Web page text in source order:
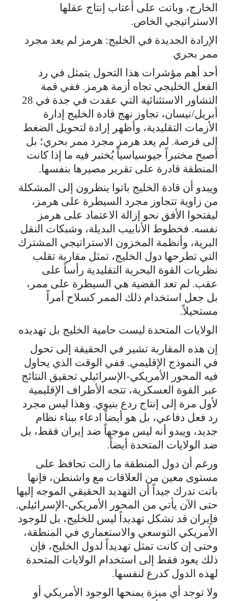
الخارج، وباتت على أعتاب إنتاج عقلها
الاستراتيجي الخاص.
الإرادة الجديدة في الخليج: هرمز لم يعد مجرد
ممر بحري
أحد أهم مؤشرات هذا التحول يتمثل في رد
الفعل الخليجي تجاه أزمة هرمز. ففي قمة
التشاور الاستثنائية التي عقدت في جدة في 28
أبريل/نيسان، تجاوز نهج قادة الخليج إدارة
الأزمات التقليدية، وأظهر إرادة لتحويل الضغط
إلى فرصة. لم يعد هرمز مجرد ممر بحري؛ بل
أصبح مختبراً جيوسياسياً يُختبر فيه ما إذا كانت
المنطقة قادرة على تقرير مصيرها بنفسها.
ويبدو أن قادة الخليج باتوا ينظرون إلى المشكلة
من زاوية تتجاوز مجرد السيطرة على هرمز،
ليفتحوا الأفق نحو إزالة الاعتماد على هرمز
نفسه. فخطوط الأنابيب البديلة، وشبكات النقل
البرية، وأنظمة المخزون الاستراتيجي المشترك
التي تطرحها دول الخليج، تمثل مقاربة تقلب
نظريات القوة البحرية التقليدية رأساً على
عقب. لم تعد القضية هي السيطرة على ممر،
بل جعل استخدام ذلك الممر كسلاح أمراً
مستحيلاً.
الولايات المتحدة ليست حامية الخليج بل تهديده
إن هذه المقاربة تشير في الحقيقة إلى تحول
في النموذج الإقليمي. ففي الوقت الذي يحاول
فيه المحور الأمريكي-الإسرائيلي تحقيق النتائج
عبر القوة العسكرية، تتجه الأطراف الإقليمية
لأول مرة إلى إنتاج ردع بنيوي. وهذا ليس مجرد
رد فعل دفاعي، بل هو أيضاً ادعاء ببناء نظام
جديد، ويبدو أنه ليس موجهاً ضد إيران فقط، بل
ضد الولايات المتحدة أيضاً.
ورغم أن دول المنطقة ما زالت تحافظ على
مستوى معين من العلاقات مع واشنطن، فإنها
باتت تدرك جيداً أن التهديد الحقيقي الموجه إليها
حتى الآن يأتي من المحور الأمريكي-الإسرائيلي.
فإيران قد تشكل تهديداً ليس للخليج، بل للوجود
الأمريكي التوسعي والاستعماري في المنطقة،
وحتى إن كانت تمثل تهديداً لدول الخليج، فإن
ذلك يعود فقط إلى استخدام الولايات المتحدة
لهذه الدول كدرع لنفسها.
ولا توجد أي ميزة يمنحها الوجود الأمريكي أو